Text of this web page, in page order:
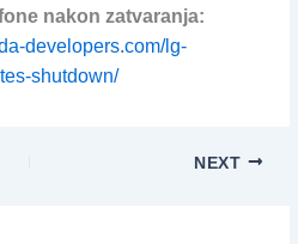
nakon zatvaranja:
developers.com/lg-
shutdown/
NEXT